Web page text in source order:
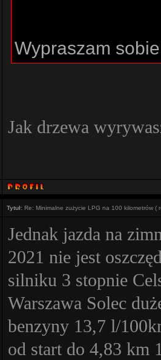
Wypraszam
Jak drzewa
Tytuł: Re: Minimalne zużycie LPG na 100 kilometrów (
Jednak jazda na
2021 nie jest
silniku 3 stopnie
Warszawa Solec
benzyny 13,7 l/
od start do 4,83 km